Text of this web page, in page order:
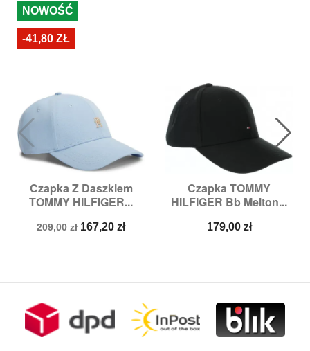
Czapka Z Daszkiem
TOMMY HILFIGER...
Cena
209,00 zł Cena
167,20 zł
NOWOŚĆ
-41,80 ZŁ
Czapka TOMMY
HILFIGER Bb Melton...
Cena
179,00 zł